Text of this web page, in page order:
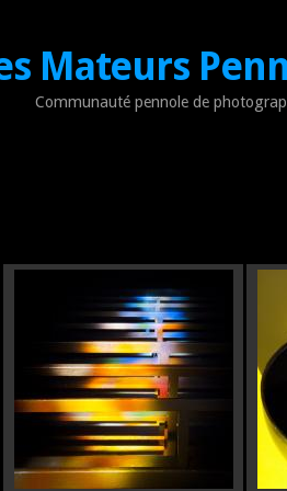
Mateurs
Communauté pennole de